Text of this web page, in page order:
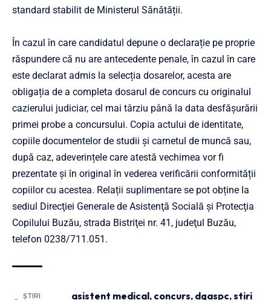
standard stabilit de Ministerul Sănătății.
În cazul în care candidatul depune o declarație pe proprie
răspundere că nu are antecedente penale, în cazul în care
este declarat admis la selecția dosarelor, acesta are
obligația de a completa dosarul de concurs cu originalul
cazierului judiciar, cel mai târziu până la data desfășurării
primei probe a concursului. Copia actului de identitate,
copiile documentelor de studii și carnetul de muncă sau,
după caz, adeverințele care atestă vechimea vor fi
prezentate și în original în vederea verificării conformității
copiilor cu acestea. Relații suplimentare se pot obține la
sediul Direcţiei Generale de Asistenţă Socială şi Protecţia
Copilului Buzău, strada Bistriţei nr. 41, judeţul Buzău,
telefon 0238/711.051.
ȘTIRI asistent medical, concurs, dgaspc,stiri